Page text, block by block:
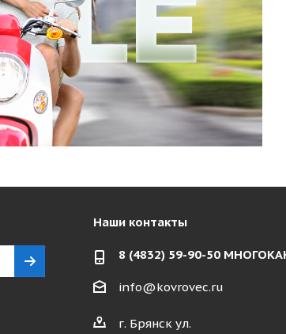
Наши контакты
8 (4832) 59-90-50
info@kovrovec.ru
г. Брянск ул.